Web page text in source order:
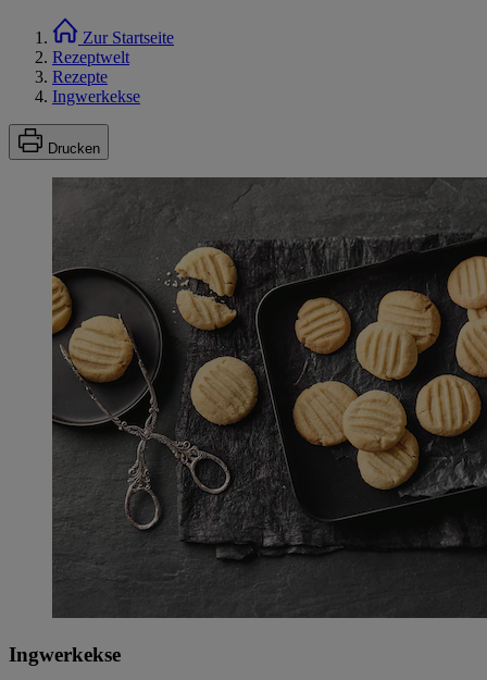
Zur Startseite
Rezeptwelt
Rezepte
Ingwerkekse
Drucken
Ingwerkekse